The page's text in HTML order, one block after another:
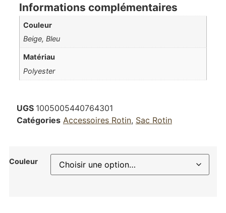
Informations complémentaires
Couleur
Beige, Bleu
Matériau
Polyester
UGS 1005005440764301
Catégories Accessoires Rotin, Sac Rotin
Couleur